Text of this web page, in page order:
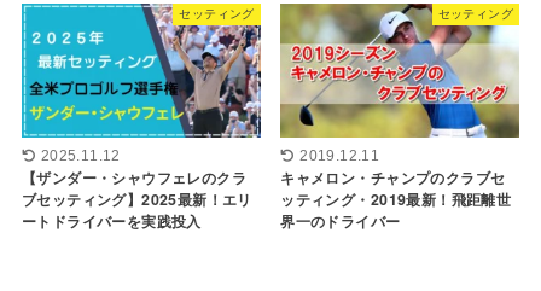
セッティング
2025.11.12
【ザンダー・シャウフェレのクラ
ブセッティング】2025最新！エリ
ートドライバーを実践投入
セッティング
2019.12.11
キャメロン・チャンプのクラブセ
ッティング・2019最新！飛距離世
界一のドライバー